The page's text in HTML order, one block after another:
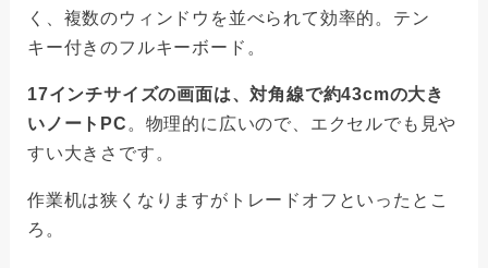
く、複数のウィンドウを並べられて効率的。テン
キー付きのフルキーボード。
17インチサイズの画面は、対角線で約43cmの大き
いノートPC 。物理的に広いので、エクセルでも見や
すい大きさです。
作業机は狭くなりますがトレードオフといったとこ
ろ。